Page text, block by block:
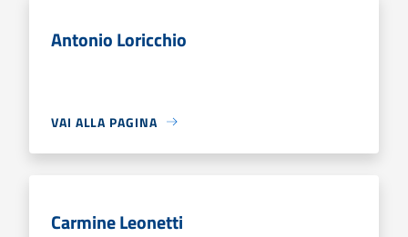
Antonio Loricchio
VAI ALLA PAGINA
Carmine Leonetti